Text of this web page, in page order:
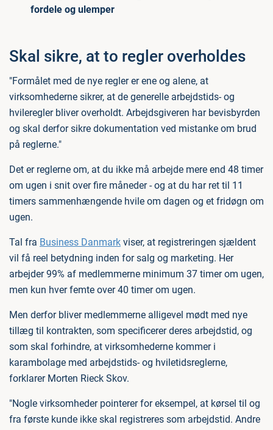
fordele og ulemper
Skal sikre, at to regler overholdes
"Formålet med de nye regler er ene og alene, at
virksomhederne sikrer, at de generelle arbejdstids- og
hvileregler bliver overholdt. Arbejdsgiveren har bevisbyrden
og skal derfor sikre dokumentation ved mistanke om brud
på reglerne."
Det er reglerne om, at du ikke må arbejde mere end 48 timer
om ugen i snit over fire måneder - og at du har ret til 11
timers sammenhængende hvile om dagen og et fridøgn om
ugen.
Tal fra Business Danmark viser, at registreringen sjældent
vil få reel betydning inden for salg og marketing. Her
arbejder 99% af medlemmerne minimum 37 timer om ugen,
men kun hver femte over 40 timer om ugen.
Men derfor bliver medlemmerne alligevel mødt med nye
tillæg til kontrakten, som specificerer deres arbejdstid, og
som skal forhindre, at virksomhederne kommer i
karambolage med arbejdstids- og hviletidsreglerne,
forklarer Morten Rieck Skov.
"Nogle virksomheder pointerer for eksempel, at kørsel til og
fra første kunde ikke skal registreres som arbejdstid. Andre